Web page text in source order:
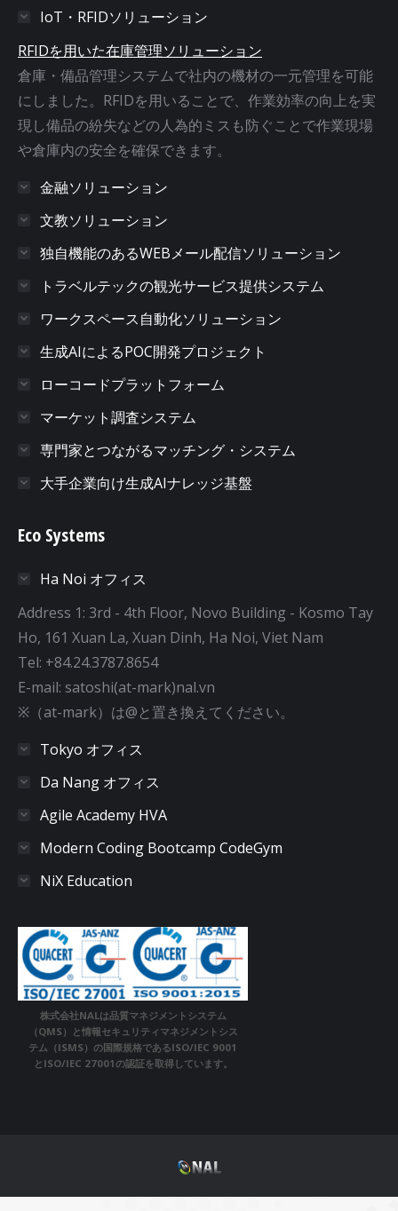
IoT・RFIDソリューション
RFIDを用いた在庫管理ソリューション
倉庫・備品管理システムで社内の機材の一元管理を可能
にしました。RFIDを用いることで、作業効率の向上を実
現し備品の紛失などの人為的ミスも防ぐことで作業現場
や倉庫内の安全を確保できます。
金融ソリューション
文教ソリューション
独自機能のあるWEBメール配信ソリューション
トラベルテックの観光サービス提供システム
ワークスペース自動化ソリューション
生成AIによるPOC開発プロジェクト
ローコードプラットフォーム
マーケット調査システム
専門家とつながるマッチング・システム
大手企業向け生成AIナレッジ基盤
Eco Systems
Ha Noi オフィス
Address 1: 3rd - 4th Floor, Novo Building - Kosmo Tay
Ho, 161 Xuan La, Xuan Dinh, Ha Noi, Viet Nam
Tel: +84.24.3787.8654
E-mail: satoshi(at-mark)nal.vn
※（at-mark）は@と置き換えてください。
Tokyo オフィス
Da Nang オフィス
Agile Academy HVA
Modern Coding Bootcamp CodeGym
NiX Education
株式会社NALは品質マネジメントシステム
（QMS）と情報セキュリティマネジメントシス
テム（ISMS）の国際規格であるISO/IEC 9001
とISO/IEC 27001の認証を取得しています。